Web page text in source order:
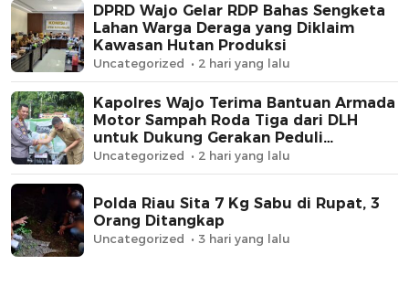
DPRD Wajo Gelar RDP Bahas Sengketa
Lahan Warga Deraga yang Diklaim
Kawasan Hutan Produksi
Uncategorized 2 hari yang lalu
Kapolres Wajo Terima Bantuan Armada
Motor Sampah Roda Tiga dari DLH
untuk Dukung Gerakan Peduli
Lingkungan
Uncategorized 2 hari yang lalu
Polda Riau Sita 7 Kg Sabu di Rupat, 3
Orang Ditangkap
Uncategorized 3 hari yang lalu